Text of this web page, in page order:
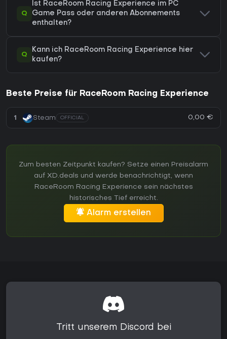
Q
Ist RaceRoom Racing Experience im PC
Game Pass oder anderen Abonnements
enthalten?
Q
Kann ich RaceRoom Racing Experience hier
kaufen?
Beste Preise für RaceRoom Racing Experience
1 Steam OFFICIAL 0,00 €
Zum besten Zeitpunkt kaufen? Setze einen Preisalarm
auf XD.deals und werde benachrichtigt, wenn
RaceRoom Racing Experience sein nächstes
historisches Tief erreicht.
Alarm erstellen
Tritt unserem Discord bei